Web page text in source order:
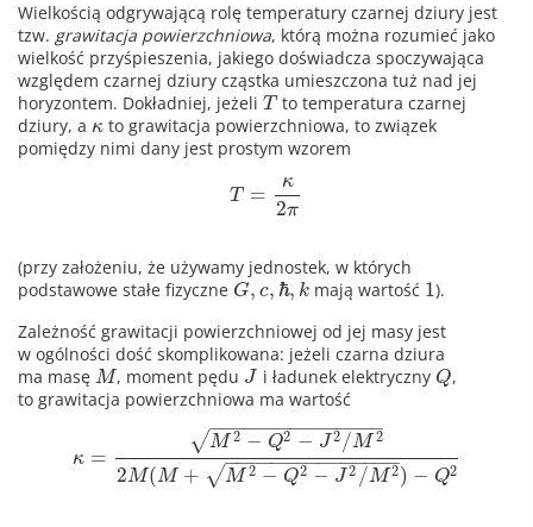
Wielkością odgrywającą rolę temperatury czarnej dziury jest
tzw. grawitacja powierzchniowa, którą można rozumieć jako
wielkość przyśpieszenia, jakiego doświadcza spoczywająca
względem czarnej dziury cząstka umieszczona tuż nad jej
horyzontem. Dokładniej, jeżeli T to temperatura czarnej
dziury, a κ to grawitacja powierzchniowa, to związek
pomiędzy nimi dany jest prostym wzorem
T = κ
2π
(przy założeniu, że używamy jednostek, w których
podstawowe stałe fizyczne G, c,ℏ, k mają wartość 1).
Zależność grawitacji powierzchniowej od jej masy jest
w ogólności dość skomplikowana: jeżeli czarna dziura
ma masę M, moment pędu J i ładunek elektryczny Q,
to grawitacja powierzchniowa ma wartość
κ =
M 2 − Q2 − J2 /M 2
− −
−−−−−−−−−−−−−
√
2M(M + M 2 − Q2 − J 2 /M 2
− −
−−−−−−−−−−−−−
√ ) − Q2